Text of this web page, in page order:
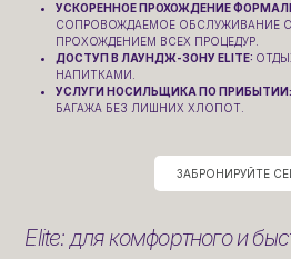
УСКОРЕННОЕ ПРОХОЖДЕНИЕ
СОПРОВОЖДАЕМОЕ ОБСЛУЖИВАНИЕ
ПРОХОЖДЕНИЕМ ВСЕХ ПРОЦЕДУР.
ДОСТУП В ЛАУНДЖ-ЗОНУ ELITE:
НАПИТКАМИ.
УСЛУГИ НОСИЛЬЩИКА ПО ПРИБЫТИИ:
БАГАЖА БЕЗ ЛИШНИХ ХЛОПОТ.
ЗАБРОНИРУЙТЕ
Elite: для комфортного и